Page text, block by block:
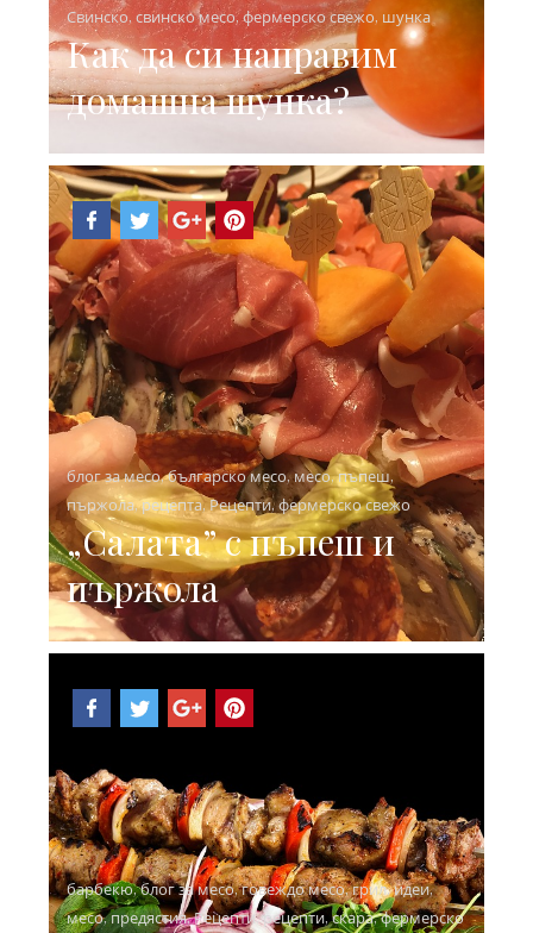
Свинско, свинско месо,фермерско свежо, шунка
Как да си направим
домашна шунка?
блог за месо,българско месо,месо,пъпеш,
пържола,рецепта,Рецепти,фермерско свежо
„Салата” с пъпеш и
пържола
барбекю,блог за месо,говеждо месо,грил,идеи,
месо,предястия,Рецепти,рецепти,скара,фермерско